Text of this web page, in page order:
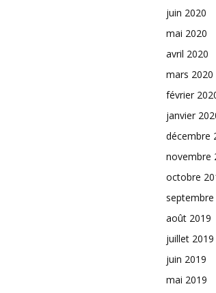
juin 2020
mai 2020
avril 2020
mars 2020
février
janvier
décembre
novembre
octobre
septembre
août 2019
juillet 2019
juin 2019
mai 2019